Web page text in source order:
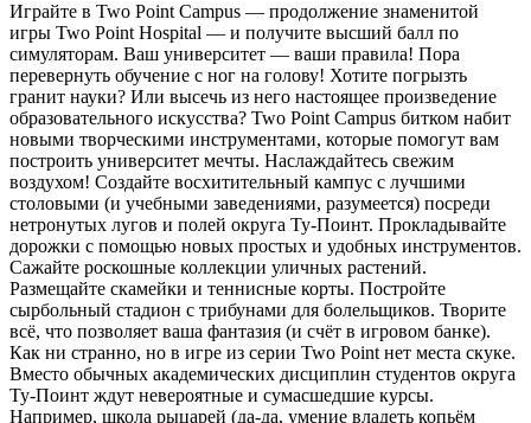
Играйте в Two Point Campus — продолжение знаменитой
игры Two Point Hospital — и получите высший балл по
симуляторам. Ваш университет — ваши правила! Пора
перевернуть обучение с ног на голову! Хотите погрызть
гранит науки? Или высечь из него настоящее произведение
образовательного искусства? Two Point Campus битком набит
новыми творческими инструментами, которые помогут вам
построить университет мечты. Наслаждайтесь свежим
воздухом! Создайте восхитительный кампус с лучшими
столовыми (и учебными заведениями, разумеется) посреди
нетронутых лугов и полей округа Ту-Поинт. Прокладывайте
дорожки с помощью новых простых и удобных инструментов.
Сажайте роскошные коллекции уличных растений.
Размещайте скамейки и теннисные корты. Постройте
сырбольный стадион с трибунами для болельщиков. Творите
всё, что позволяет ваша фантазия (и счёт в игровом банке).
Как ни странно, но в игре из серии Two Point нет места скуке.
Вместо обычных академических дисциплин студентов округа
Ту-Поинт ждут невероятные и сумасшедшие курсы.
Например, школа рыцарей (да-да, умение владеть копьём